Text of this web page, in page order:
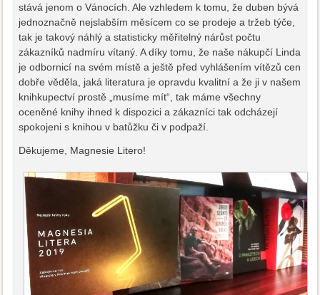
stává jenom o Vánocích. Ale vzhledem k tomu, že duben bývá
jednoznačně nejslabším měsícem co se prodeje a tržeb týče,
tak je takový náhlý a statisticky měřitelný nárůst počtu
zákazníků nadmíru vítaný. A díky tomu, že naše nákupčí Linda
je odbornicí na svém místě a ještě před vyhlášením vítězů cen
dobře věděla, jaká literatura je opravdu kvalitní a že ji v našem
knihkupectví prostě „musíme mít“, tak máme všechny
oceněné knihy ihned k dispozici a zákazníci tak odcházejí
spokojeni s knihou v batůžku či v podpaží.
Děkujeme, Magnesie Litero!